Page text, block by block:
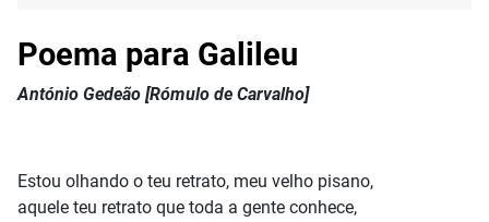
Poema para Galileu
António Gedeão [Rómulo de Carvalho]
Estou olhando o teu retrato, meu velho pisano,
aquele teu retrato que toda a gente conhece,